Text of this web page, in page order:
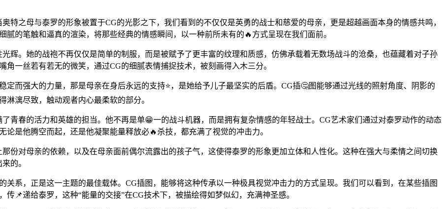
特之母与泰罗的形象被置于CG的光影之下，我们看到的不仅仅是英勇的战士和慈爱的母亲，更是超越画面本身的情感共鸣，
的笔触和逼真的渲染，将那些经典的情感瞬间，以一种前所未有的🔥方式呈现在我们面前。
辉。她的战袍不再仅仅是简单的制服，而是被赋予了更丰富的纹理和质感，仿佛承载着无数场战斗的沧桑，也蕴藏着对子孙
一丝若有若无的微笑，通过CG的细腻表情捕捉技术，被刻画得入木三分。
而强大的力量，那是母亲在身后永远的支持⭐，是她给予儿子最坚实的后盾。CG插🤔图能够通过光线的照射角度、阴影的
漓尽致，触动观者内心最柔软的部分。
青春的活力和英雄的担当。他不再是单😁一的战斗机器，而是拥有复杂情感的年轻战士。CG艺术家们通过对泰罗动作的动态
是他腾空而起，还是他凝聚能量释放必🔥杀技，都充满了视觉的冲击力。
份对母亲的依赖，以及在母亲面前偶尔流露出的孩子气，这使得泰罗的形象更加立体和人性化。这种在强大与柔情之间切换
的。
系，正是这一主题的最佳载体。CG插图，能够将这种传承以一种极具视觉冲击力的方式呈现。我们可以看到，在某些插图
📌递给泰罗，这种“能量的交接”在CG技术下，被描绘得如梦似幻，充满神圣感。